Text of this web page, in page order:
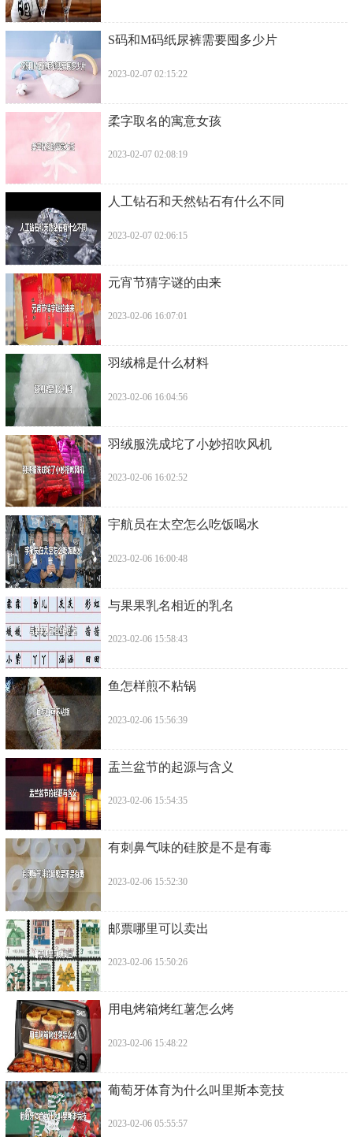
​S码和M码纸尿裤需要囤多少片
2023-02-07 02:15:22
​柔字取名的寓意女孩
2023-02-07 02:08:19
​人工钻石和天然钻石有什么不同
2023-02-07 02:06:15
​元宵节猜字谜的由来
2023-02-06 16:07:01
​羽绒棉是什么材料
2023-02-06 16:04:56
​羽绒服洗成坨了小妙招吹风机
2023-02-06 16:02:52
​宇航员在太空怎么吃饭喝水
2023-02-06 16:00:48
​与果果乳名相近的乳名
2023-02-06 15:58:43
​鱼怎样煎不粘锅
2023-02-06 15:56:39
​盂兰盆节的起源与含义
2023-02-06 15:54:35
​有刺鼻气味的硅胶是不是有毒
2023-02-06 15:52:30
​邮票哪里可以卖出
2023-02-06 15:50:26
​用电烤箱烤红薯怎么烤
2023-02-06 15:48:22
​葡萄牙体育为什么叫里斯本竞技
2023-02-06 05:55:57